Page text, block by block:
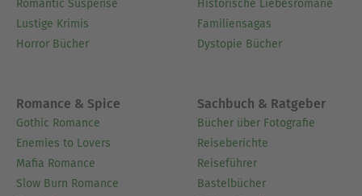
Romantic Suspense
Lustige Krimis
Horror Bücher
Historische Liebesromane
Familiensagas
Dystopie Bücher
Romance & Spice
Gothic Romance
Enemies to Lovers
Mafia Romance
Slow Burn Romance
Sachbuch & Ratgeber
Bücher über Fotografie
Reiseberichte
Reiseführer
Bastelbücher